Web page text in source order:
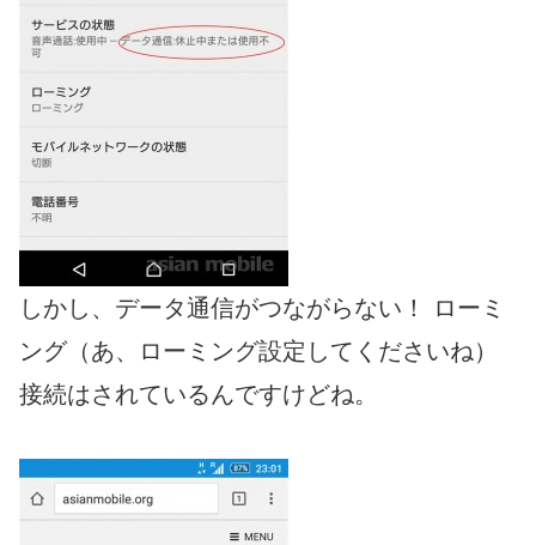
しかし、データ通信がつながらない！ ローミ
ング（あ、ローミング設定してくださいね）
接続はされているんですけどね。